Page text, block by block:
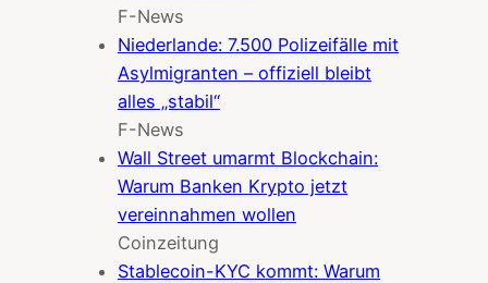
F-News
Niederlande: 7.500 Polizeifälle mit
Asylmigranten – offiziell bleibt
alles „stabil“
F-News
Wall Street umarmt Blockchain:
Warum Banken Krypto jetzt
vereinnahmen wollen
Coinzeitung
Stablecoin-KYC kommt: Warum